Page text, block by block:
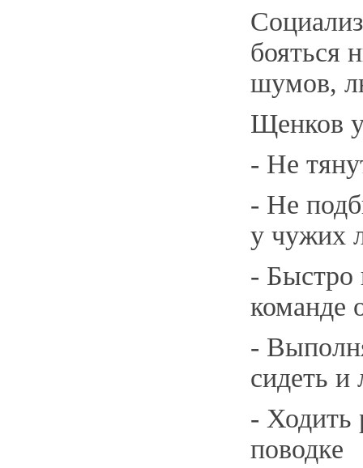
бояться
шумов,
Щенков
- Не
- Не
у чужих
- Быстро
команде
-
сидеть и
- Ходить
поводке